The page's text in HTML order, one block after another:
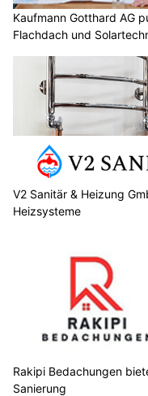
Kaufmann Gotthard AG
Flachdach und
V2 Sanitär & Heizung
Heizsysteme
Rakipi Bedachungen
Sanierung